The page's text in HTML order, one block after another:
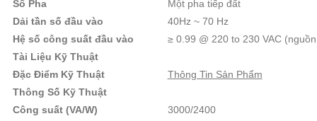
Số Pha
Một pha tiếp đất
Dải tần số đầu vào
40Hz ~ 70 Hz
Hệ số công suất đầu vào
≥ 0.99 @ 220 to 230 VAC
Tài Liệu Kỹ Thuật
Đặc Điểm Kỹ Thuật
Thông Tin Sản Phẩm
Thông Số Kỹ Thuật
Công suất (VA/W)
3000/2400